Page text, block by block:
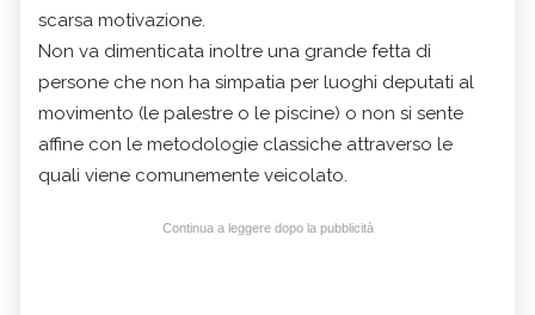
scarsa motivazione.
Non va dimenticata inoltre una grande fetta di
persone che non ha simpatia per luoghi deputati al
movimento (le palestre o le piscine) o non si sente
affine con le metodologie classiche attraverso le
quali viene comunemente veicolato.
Continua a leggere dopo la pubblicità